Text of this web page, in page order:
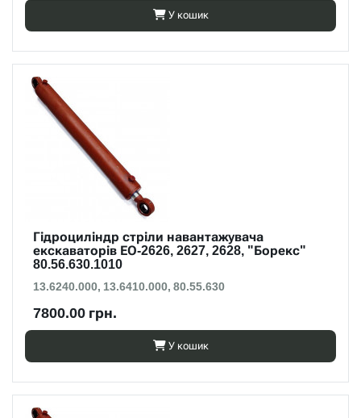
У кошик
Гідроциліндр стріли навантажувача
екскаваторів ЕО-2626, 2627, 2628, "Борекс"
80.56.630.1010
13.6240.000, 13.6410.000, 80.55.630
7800.00 грн.
У кошик